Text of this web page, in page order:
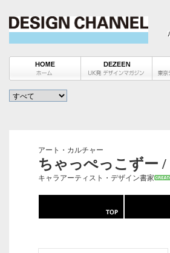
アート・カルチャー
ちゃっぺっこずー /
キャラアーティスト・デザイン書家